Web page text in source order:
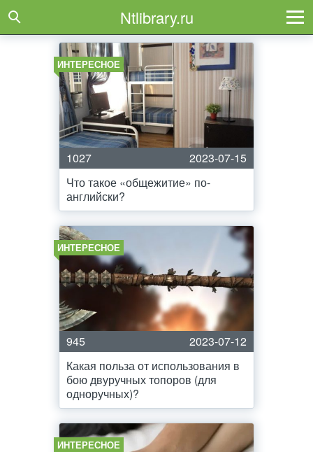
Ntlibrary.ru
ИНТЕРЕСНОЕ
1027
2023-07-15
Что такое «общежитие» по-
английски?
ИНТЕРЕСНОЕ
945
2023-07-12
Какая польза от использования в
бою двуручных топоров (для
одноручных)?
ИНТЕРЕСНОЕ